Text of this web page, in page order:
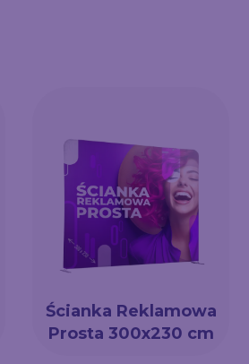
Ścianka Reklamowa
Prosta 300x230 cm